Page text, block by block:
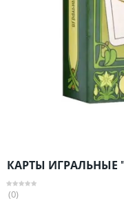
Оренбургская область
Пензенская область
Пермский край
Ростовская область
Рязанская область
Саратовская область
Свердловская область
КАРТЫ ИГРАЛЬНЫЕ
(0)